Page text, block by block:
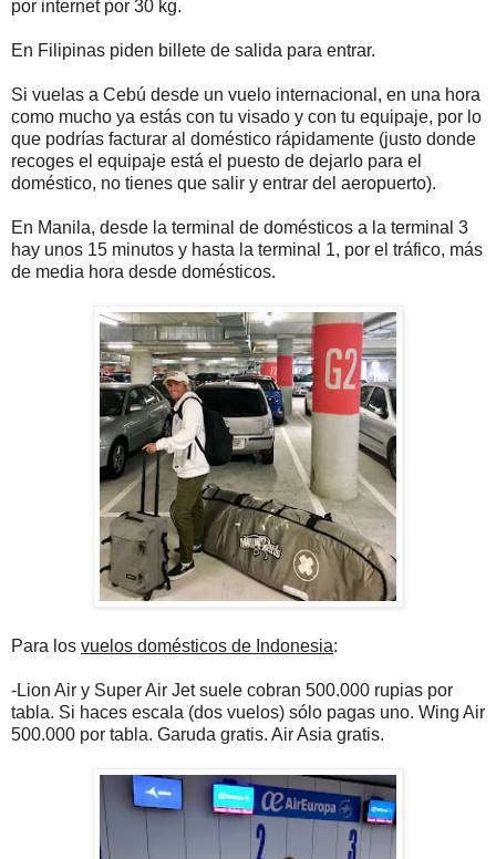
por internet por 30 kg.
En Filipinas piden billete de salida para entrar.
Si vuelas a Cebú desde un vuelo internacional, en una hora
como mucho ya estás con tu visado y con tu equipaje, por lo
que podrías facturar al doméstico rápidamente (justo donde
recoges el equipaje está el puesto de dejarlo para el
doméstico, no tienes que salir y entrar del aeropuerto).
En Manila, desde la terminal de domésticos a la terminal 3
hay unos 15 minutos y hasta la terminal 1, por el tráfico, más
de media hora desde domésticos.
Para los vuelos domésticos de Indonesia:
-Lion Air y Super Air Jet suele cobran 500.000 rupias por
tabla. Si haces escala (dos vuelos) sólo pagas uno. Wing Air
500.000 por tabla. Garuda gratis. Air Asia gratis.